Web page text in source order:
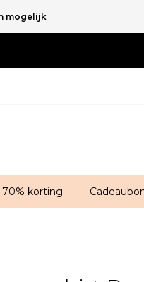
mogelijk
korting